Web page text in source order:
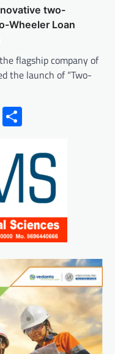
two-
Wheeler Loan
flagship company of
the launch of “Two-
X